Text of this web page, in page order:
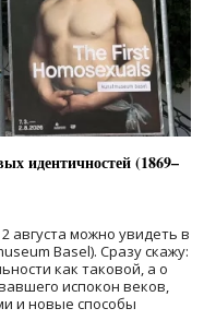
идентичностей (1869–
августа можно увидеть в
Basel). Сразу скажу:
как таковой, а о
испокон веков,
и новые способы